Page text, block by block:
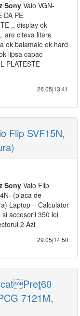
Sony Vaio VGN-
DA PE
,, display ok
are citeva litere
ok balamale ok hard
lipsa capac
PLATESTE
26.05|13:41
Flip SVF15N,
Sony Vaio Flip
(placa de
Laptop – Calculator
accesorii 350 lei
2 Azi
29.05|14:50
7121M,